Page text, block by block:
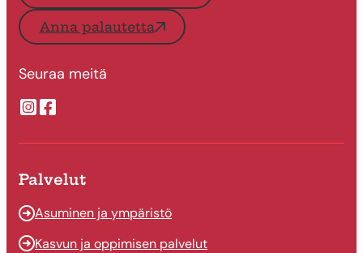
Anna palautetta
Seuraa meitä
Suonenjoen kaupungin Instragram
Suonenjoen kaupungin Facebook
Palvelut
Asuminen ja ympäristö
Kasvun ja oppimisen palvelut